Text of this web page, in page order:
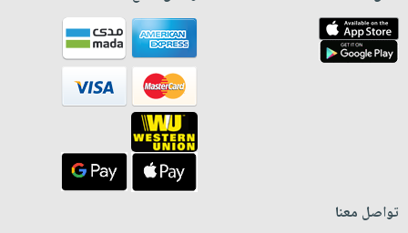
تواصل معنا